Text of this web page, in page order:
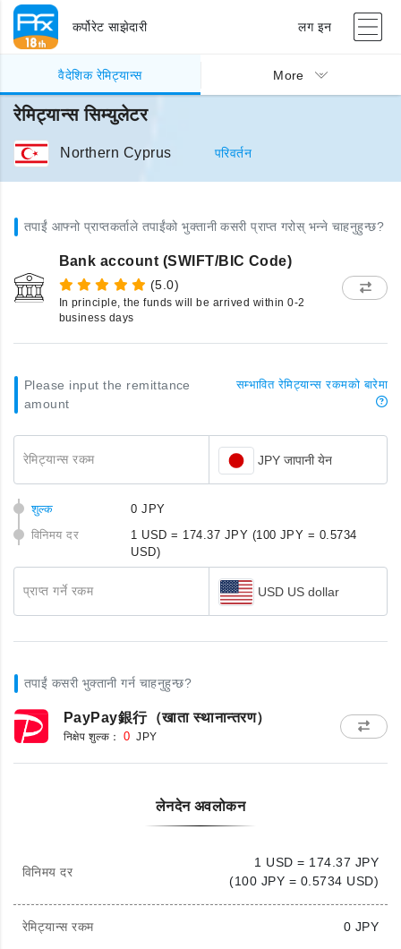
कर्पोरेट साझेदारी लग इन
वैदेशिक रेमिट्यान्स More
रेमिट्यान्स सिम्युलेटर
Northern Cyprus परिवर्तन
तपाईं आफ्नो प्राप्तकर्ताले तपाईंको भुक्तानी कसरी प्राप्त गरोस् भन्ने चाहनुहुन्छ?
Bank account (SWIFT/BIC Code)
(5.0)
In principle, the funds will be arrived within 0-2
business days
Please input the remittance
amount
सम्भावित रेमिट्यान्स रकमको बारेमा
रेमिट्यान्स रकम JPY जापानी येन
शुल्क
0 JPY
विनिमय दर
1 USD = 174.37 JPY (100 JPY = 0.5734
USD)
प्राप्त गर्ने रकम USD US dollar
तपाईं कसरी भुक्तानी गर्न चाहनुहुन्छ?
PayPay銀行（खाता स्थानान्तरण）
निक्षेप शुल्क： 0 JPY
लेनदेन अवलोकन
विनिमय दर
1 USD = 174.37 JPY
(100 JPY = 0.5734 USD)
रेमिट्यान्स रकम 0 JPY